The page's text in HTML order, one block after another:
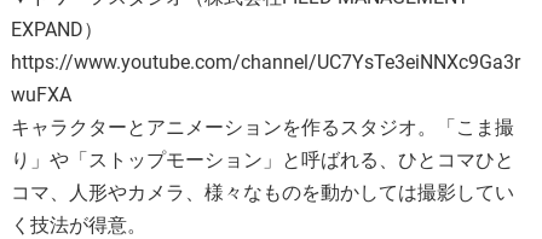
EXPAND）
https://www.youtube.com/channel/UC7YsTe3eiNNXc9Ga3r
wuFXA
キャラクターとアニメーションを作るスタジオ。「こま撮
り」や「ストップモーション」と呼ばれる、ひとコマひと
コマ、人形やカメラ、様々なものを動かしては撮影してい
く技法が得意。